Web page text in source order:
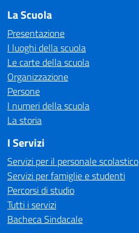
La Scuola
Presentazione
I luoghi della scuola
Le carte della scuola
Organizzazione
Persone
I numeri della scuola
La storia
I Servizi
Servizi per il personale scolastico
Servizi per famiglie e studenti
Percorsi di studio
Tutti i servizi
Bacheca Sindacale